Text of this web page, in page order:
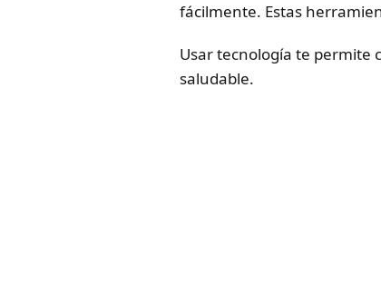
fácilmente. Estas
Usar tecnología te permite
saludable.